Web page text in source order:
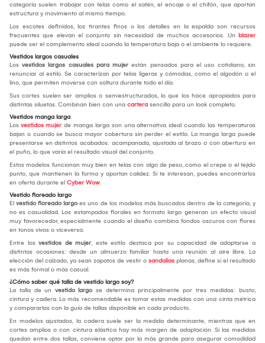
categoría suelen trabajar con telas como el satén, el encaje o el chifón, que aportan
estructura y movimiento al mismo tiempo.
Los escotes definidos, los tirantes finos o los detalles en la espalda son recursos
frecuentes que elevan el conjunto sin necesidad de muchos accesorios. Un blazer
puede ser el complemento ideal cuando la temperatura baja o el ambiente lo requiere.
Vestidos largos casuales
Los vestidos largos casuales para mujer están pensados para el uso cotidiano, sin
renunciar al estilo. Se caracterizan por telas ligeras y cómodas, como el algodón o el
lino, que permiten moverse con soltura durante todo el día.
Sus cortes suelen ser amplios o semiestructurados, lo que los hace apropiados para
distintas siluetas. Combinan bien con una cartera sencilla para un look completo.
Vestidos manga larga
Los vestidos mujer de manga larga son una alternativa ideal cuando las temperaturas
bajan o cuando se busca mayor cobertura sin perder el estilo. La manga larga puede
presentarse en distintos acabados: acampanada, ajustada al brazo o con abertura en
el puño, lo que varía el resultado visual del conjunto.
Estos modelos funcionan muy bien en telas con algo de peso, como el crepe o el tejido
punto, que mantienen la forma y aportan calidez. Si te interesan, puedes encontrarlos
en oferta durante el Cyber Wow.
Vestido floreado largo
El vestido floreado largo es uno de los modelos más buscados dentro de la categoría, y
no es casualidad. Los estampados florales en formato largo generan un efecto visual
muy favorecedor, especialmente cuando el diseño combina fondos oscuros con flores
en tonos vivos o viceversa.
Entre los vestidos de mujer, este estilo destaca por su capacidad de adaptarse a
distintas ocasiones: desde un almuerzo familiar hasta una reunión al aire libre. La
elección del calzado, ya sean zapatos de vestir o sandalias planas, define si el resultado
es más formal o más casual.
¿Cómo saber qué talla de vestido largo soy?
La talla de un vestido largo se determina principalmente por tres medidas: busto,
cintura y cadera. Lo más recomendable es tomar estas medidas con una cinta métrica
y compararlas con la guía de tallas disponible en cada producto.
En modelos ajustados, la cadera suele ser la medida determinante, mientras que en
cortes amplios o con cintura elástica hay más margen de adaptación. Si las medidas
quedan entre dos tallas, conviene optar por la más grande para asegurar comodidad